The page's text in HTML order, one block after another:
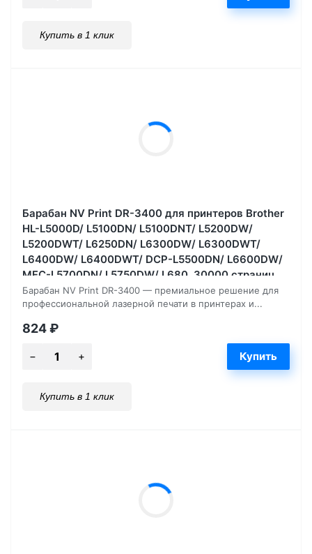
Купить в 1 клик
Барабан NV Print DR-3400 для принтеров Brother
HL-L5000D/ L5100DN/ L5100DNT/ L5200DW/
L5200DWT/ L6250DN/ L6300DW/ L6300DWT/
L6400DW/ L6400DWT/ DCP-L5500DN/ L6600DW/
MFC-L5700DN/ L5750DW/ L680, 30000 страниц
Барабан NV Print DR-3400 — премиальное решение для
профессиональной лазерной печати в принтерах и...
824₽
Купить в 1 клик